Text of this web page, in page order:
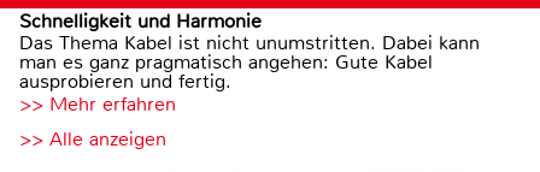
Schnelligkeit und Harmonie
Das Thema Kabel ist nicht unumstritten. Dabei kann
man es ganz pragmatisch angehen: Gute Kabel
ausprobieren und fertig.
>> Mehr erfahren
>> Alle anzeigen